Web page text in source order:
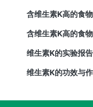
含维生素K高的食
含维生素K高的食
维生素K的实验报
维生素K的功效与